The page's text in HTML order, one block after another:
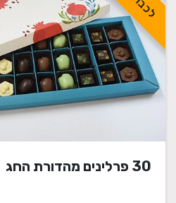
30 פרלינים מהדורת החג